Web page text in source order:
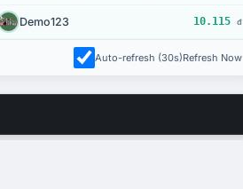
Demo123 10.115 đ
Auto-refresh (30s)Refresh Now